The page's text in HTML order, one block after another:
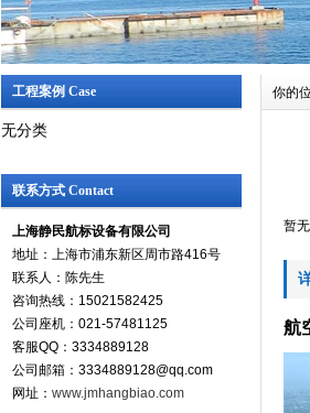
工程案例 Case
无分类
联系方式 Contact
上海静民航标设备有限公司
地址：上海市浦东新区周市路416号
联系人：陈先生
咨询热线：15021582425
公司座机：021-57481125
客服QQ：3334889128
公司邮箱：3334889128@qq.com
网址： www.jmhangbiao.com
你的
暂无
航